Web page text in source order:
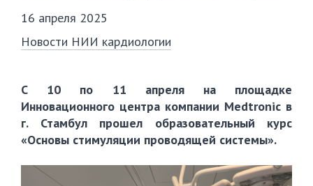
16 апреля 2025
Новости НИИ кардиологии
С 10 по 11 апреля на площадке
Инновационного центра компании Medtronic в
г. Стамбул прошел образовательный курс
«Основы стимуляции проводящей системы».